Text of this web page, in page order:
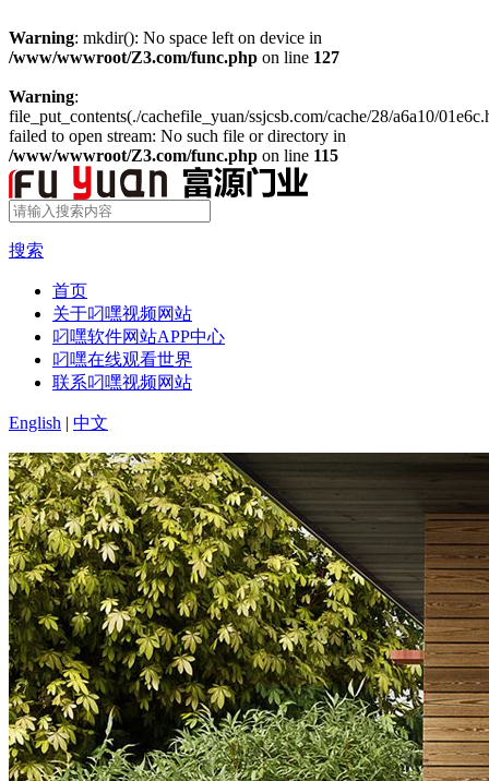
Warning: mkdir(): No space left on device in
/www/wwwroot/Z3.com/func.php on line 127
Warning:
file_put_contents(./cachefile_yuan/ssjcsb.com/cache/28/a6a10/
failed to open stream: No such file or directory in
/www/wwwroot/Z3.com/func.php on line 115
搜索
首页
关于叼嘿视频网站
叼嘿软件网站APP中心
叼嘿在线观看世界
联系叼嘿视频网站
English | 中文